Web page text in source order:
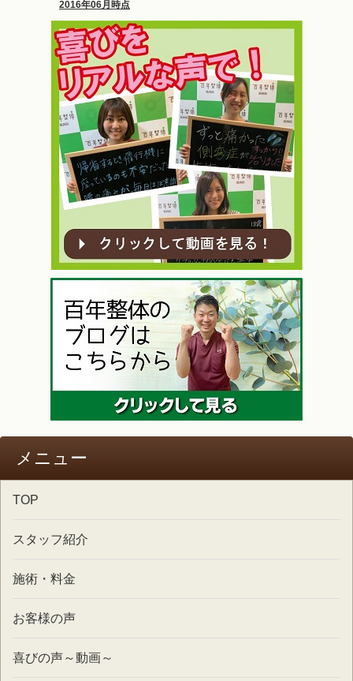
2016年06月時点
メニュー
TOP
スタッフ紹介
施術・料金
お客様の声
喜びの声～動画～